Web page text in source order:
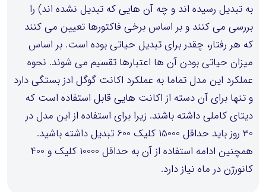
به تبدیل رسیده اند و چه آن هایی که تبدیل نشده اند) را
بررسی می کنند و بر اساس برخی فاکتورها تعیین می کنند
که هر رفتار، چقدر برای تبدیل حیاتی بوده است. بر اساس
میزان حیاتی بودن آن ها اعتبارها تقسیم می شوند. نحوه
عملکرد این مدل تماما به عملکرد اکانت گوگل ادز بستگی دارد
و تنها برای آن دسته از اکانت هایی قابل استفاده است که
دیتای کاملی داشته باشند. زیرا برای استفاده از این مدل در
30 روز باید حداقل 15000 کلیک 600 تبدیل داشته باشید.
همچنین ادامه استفاده از آن به حداقل 10000 کلیک و 400
کانورژن در ماه نیاز دارد.